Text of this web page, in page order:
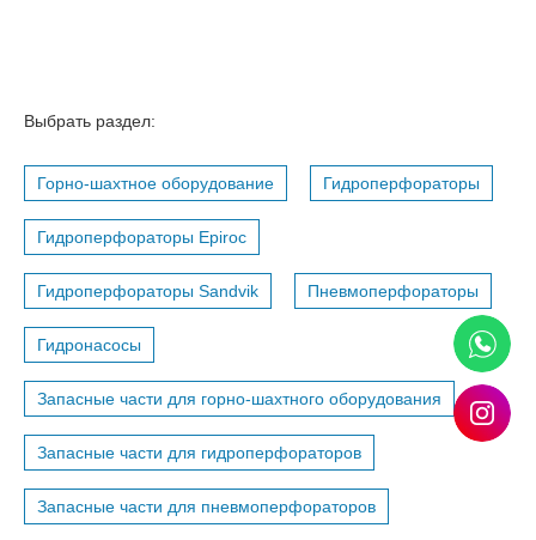
Выбрать раздел:
Горно-шахтное оборудование Гидроперфораторы
Гидроперфораторы Epiroc
Гидроперфораторы Sandvik Пневмоперфораторы
Гидронасосы
Запасные части для горно-шахтного оборудования
Запасные части для гидроперфораторов
Запасные части для пневмоперфораторов